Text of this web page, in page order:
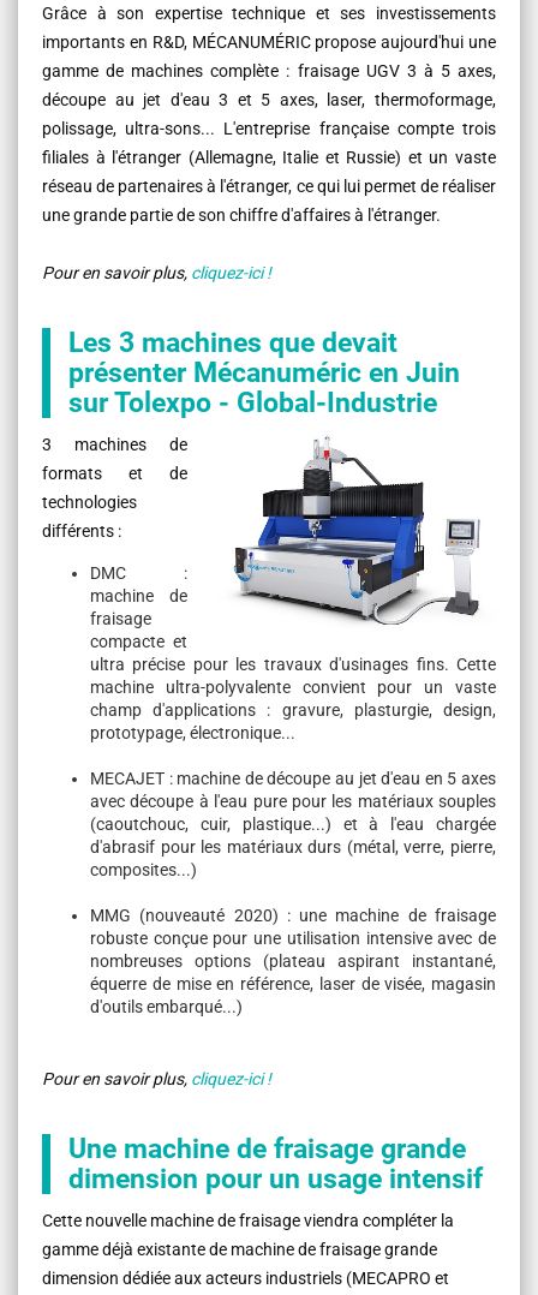
Grâce à son expertise technique et ses investissements
importants en R&D, MÉCANUMÉRIC propose aujourd'hui une
gamme de machines complète : fraisage UGV 3 à 5 axes,
découpe au jet d'eau 3 et 5 axes, laser, thermoformage,
polissage, ultra-sons... L'entreprise française compte trois
filiales à l'étranger (Allemagne, Italie et Russie) et un vaste
réseau de partenaires à l'étranger, ce qui lui permet de réaliser
une grande partie de son chiffre d'affaires à l'étranger.
Pour en savoir plus, cliquez-ici !
Les 3 machines que devait
présenter Mécanuméric en Juin
sur Tolexpo - Global-Industrie
3 machines de
formats et de
technologies
différents :
DMC :
machine de
fraisage
compacte et
ultra précise pour les travaux d'usinages fins. Cette
machine ultra-polyvalente convient pour un vaste
champ d'applications : gravure, plasturgie, design,
prototypage, électronique...
MECAJET : machine de découpe au jet d'eau en 5 axes
avec découpe à l'eau pure pour les matériaux souples
(caoutchouc, cuir, plastique...) et à l'eau chargée
d'abrasif pour les matériaux durs (métal, verre, pierre,
composites...)
MMG (nouveauté 2020) : une machine de fraisage
robuste conçue pour une utilisation intensive avec de
nombreuses options (plateau aspirant instantané,
équerre de mise en référence, laser de visée, magasin
d'outils embarqué...)
Pour en savoir plus, cliquez-ici !
Une machine de fraisage grande
dimension pour un usage intensif
Cette nouvelle machine de fraisage viendra compléter la
gamme déjà existante de machine de fraisage grande
dimension dédiée aux acteurs industriels (MECAPRO et